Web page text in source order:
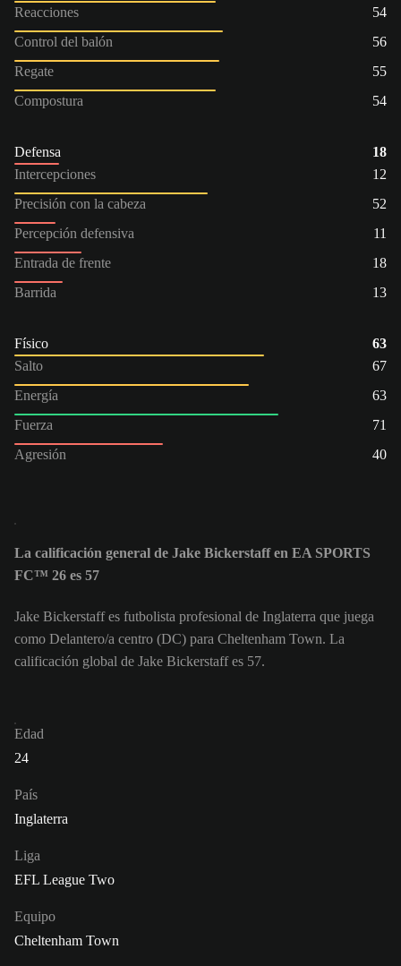
Reacciones
54
Control del balón
56
Regate
55
Compostura
54
Defensa
18
Intercepciones
12
Precisión con la cabeza
52
Percepción defensiva
11
Entrada de frente
18
Barrida
13
Físico
63
Salto
67
Energía
63
Fuerza
71
Agresión
40
La calificación general de Jake Bickerstaff en EA SPORTS
FC™ 26 es 57
Jake Bickerstaff es futbolista profesional de Inglaterra que juega
como Delantero/a centro (DC) para Cheltenham Town. La
calificación global de Jake Bickerstaff es 57.
Edad
24
País
Inglaterra
Liga
EFL League Two
Equipo
Cheltenham Town